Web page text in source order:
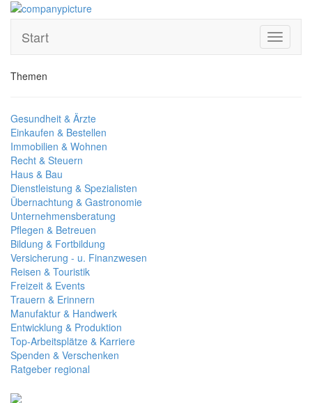
Toggle
Start
Themen
Gesundheit & Ärzte
Einkaufen & Bestellen
Immobilien & Wohnen
Recht & Steuern
Haus & Bau
Dienstleistung & Spezialisten
Übernachtung & Gastronomie
Unternehmensberatung
Pflegen & Betreuen
Bildung & Fortbildung
Versicherung - u. Finanzwesen
Reisen & Touristik
Freizeit & Events
Trauern & Erinnern
Manufaktur & Handwerk
Entwicklung & Produktion
Top-Arbeitsplätze & Karriere
Spenden & Verschenken
Ratgeber regional